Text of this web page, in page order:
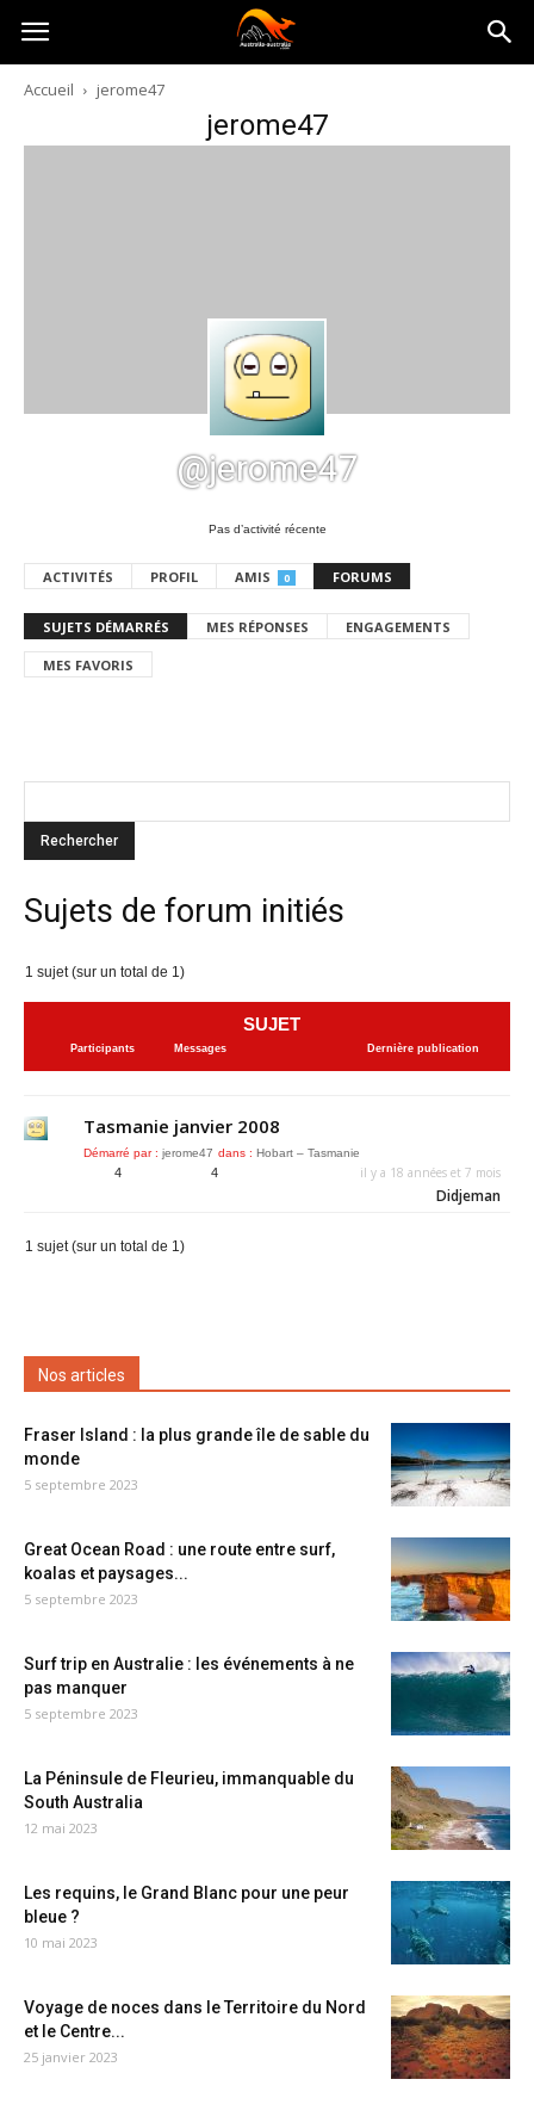
Australia-
australie.com
Accueil jerome47
jerome47
@jerome47
Pas d’activité récente
ACTIVITÉS PROFIL AMIS 0 FORUMS
SUJETS DÉMARRÉS MES RÉPONSES ENGAGEMENTS
MES FAVORIS
Sujets de forum initiés
1 sujet (sur un total de 1)
SUJET
Participants Messages Dernière publication
Tasmanie janvier 2008
Démarré par : jerome47 dans : Hobart – Tasmanie
4 4 il y a 18 années et 7 mois
Didjeman
1 sujet (sur un total de 1)
Nos articles
Fraser Island : la plus grande île de sable du
monde
5 septembre 2023
Great Ocean Road : une route entre surf,
koalas et paysages...
5 septembre 2023
Surf trip en Australie : les événements à ne
pas manquer
5 septembre 2023
La Péninsule de Fleurieu, immanquable du
South Australia
12 mai 2023
Les requins, le Grand Blanc pour une peur
bleue ?
10 mai 2023
Voyage de noces dans le Territoire du Nord
et le Centre...
25 janvier 2023